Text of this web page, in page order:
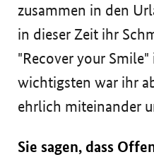
zusammen in den
in dieser Zeit ihr
"Recover your
wichtigsten war ihr
ehrlich miteinander
Sie sagen, dass